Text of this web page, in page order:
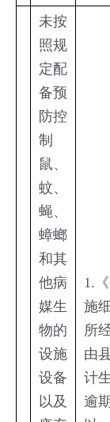
未按
照规
定配
备预
防控
制
鼠、
蚊、
蝇、
蟑螂
和其
他病
媒生
物的
设施
设备
以及
1.
施
所
由
计
逾